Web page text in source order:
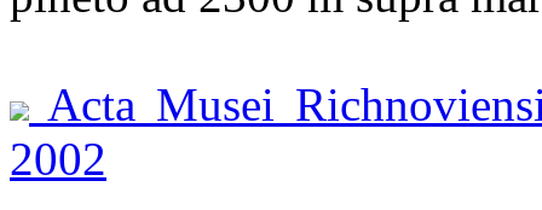
Acta Musei
2002